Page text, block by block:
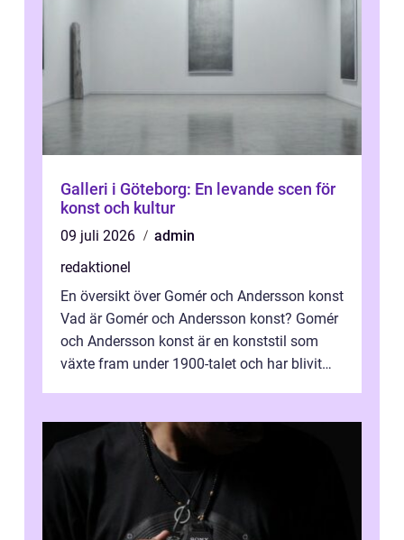
Galleri i Göteborg: En levande scen för
konst och kultur
09 juli 2026
admin
redaktionel
En översikt över Gomér och Andersson konst
Vad är Gomér och Andersson konst? Gomér
och Andersson konst är en konststil som
växte fram under 1900-talet och har blivit